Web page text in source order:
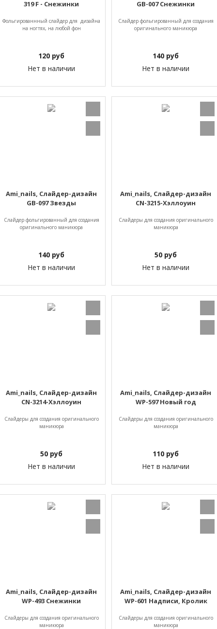
319 F - Снежинки
Фольгированнный слайдер для дизайна
на ногтях, на любой фон
120 руб
Нет в наличии
GB-007 Снежинки
Слайдер фольгированный для создания
оригинального маникюра
140 руб
Нет в наличии
Ami_nails, Слайдер-дизайн
GB-097 Звезды
Слайдер фольгированный для создания
оригинального маникюра
140 руб
Нет в наличии
Ami_nails, Слайдер-дизайн
CN-3215-Хэллоуин
Слайдеры для создания оригинального
маникюра
50 руб
Нет в наличии
Ami_nails, Слайдер-дизайн
CN-3214-Хэллоуин
Слайдеры для создания оригинального
маникюра
50 руб
Нет в наличии
Ami_nails, Слайдер-дизайн
WP-597 Новый год
Слайдеры для создания оригинального
маникюра
110 руб
Нет в наличии
Ami_nails, Слайдер-дизайн
WP-493 Снежинки
Слайдеры для создания оригинального
маникюра
Ami_nails, Слайдер-дизайн
WP-601 Надписи, Кролик
Слайдеры для создания оригинального
маникюра